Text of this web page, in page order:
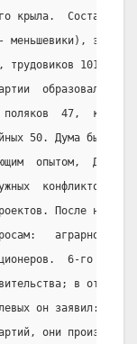
крыла.  Состав
меньшевики),
трудовиков 101,
образовали
47,
50. Дума была
опытом,  Дума
конфликтов.
После
аграрной
6-го
в ответ
он заявил: «Не
они произнес